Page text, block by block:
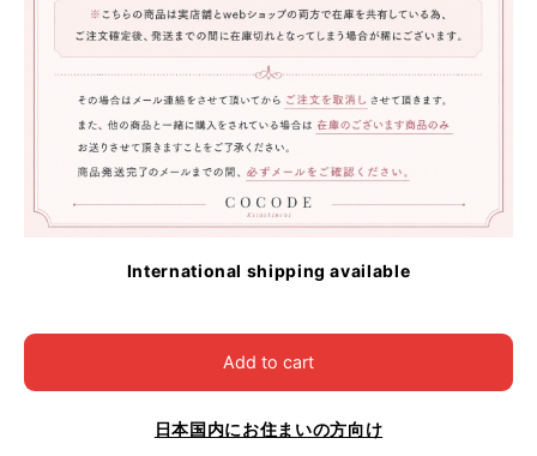
International shipping available
Add to cart
日本国内にお住まいの方向け